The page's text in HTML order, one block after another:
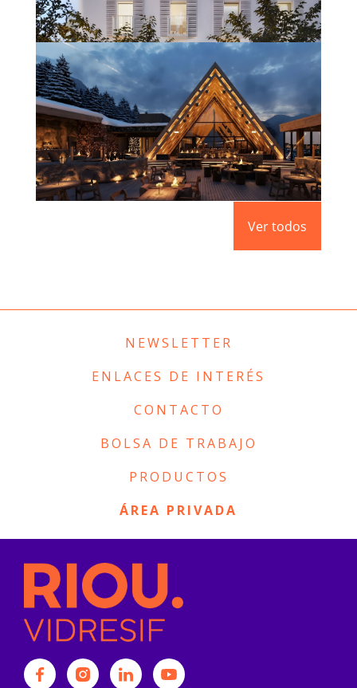
HOTEL BOUTIQUE VARA DEL REY
(IBIZA)
Saber más
APRÈS – SKI L’ABARSET
Ver todos
NEWSLETTER
ENLACES DE INTERÉS
CONTACTO
BOLSA DE TRABAJO
PRODUCTOS
ÁREA PRIVADA